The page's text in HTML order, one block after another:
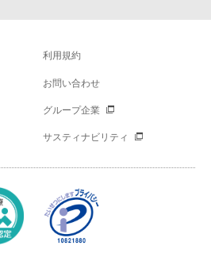
利用規約
お問い合わせ
グループ企業
サスティナビリティ